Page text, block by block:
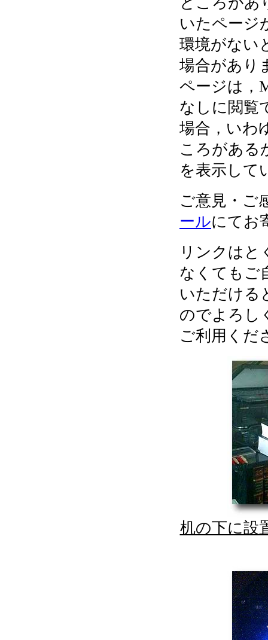
いたページ
環境がない
場合があり
ページは，
なしに閲覧
場合，いわ
ころがある
を表示して
ご意見・ご
ールにてお
リンクはと
なくてもご
いただける
のでよろし
ご利用くだ
机の下に設